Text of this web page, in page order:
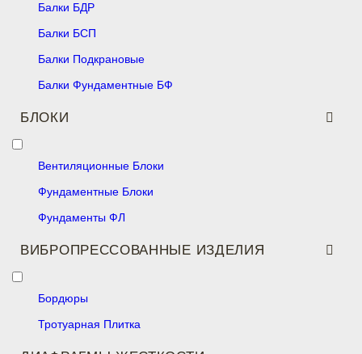
Балки БДР
Балки БСП
Балки Подкрановые
Балки Фундаментные БФ
БЛОКИ
Вентиляционные Блоки
Фундаментные Блоки
Фундаменты ФЛ
ВИБРОПРЕССОВАННЫЕ ИЗДЕЛИЯ
Бордюры
Тротуарная Плитка